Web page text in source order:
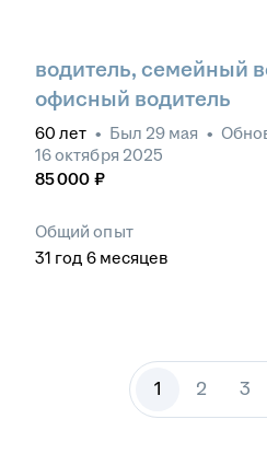
водитель, семейный
офисный водитель
60 лет • Был 29 мая •
16 октября 2025
85 000 ₽
Общий опыт
31 год 6 месяцев
1 2 3